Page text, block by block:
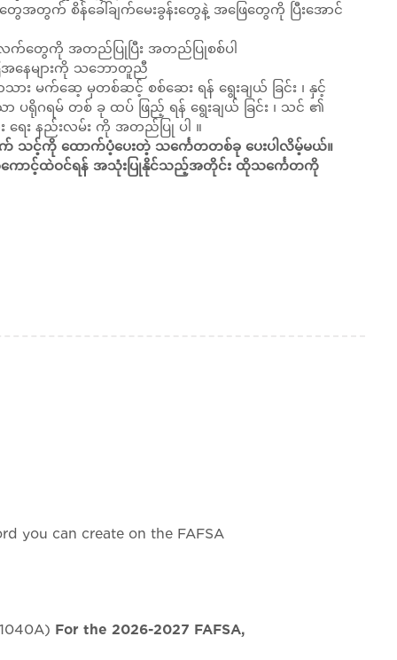
အတွက် စိန်ခေါ်ချက်မေးခွန်းတွေနဲ့ အဖြေတွေကို ပြီးအောင်
တွေကို အတည်ပြုပြီး အတည်ပြုစစ်ပါ
ေအနေများကို သဘောတူညီ
း မက်ဆေ့ မှတစ်ဆင့် စစ်ဆေး ရန် ရွေးချယ် ခြင်း ၊ နှင့်
ပရိုဂရမ် တစ် ခု ထပ် ဖြည့် ရန် ရွေးချယ် ခြင်း ၊ သင် ၏
ေး နည်းလမ်း ကို အတည်ပြု ပါ ။
က် သင့်ကို ထောက်ပံ့ပေးတဲ့ သင်္ကေတတစ်ခု ပေးပါလိမ့်မယ်။
ောင့်ထဲဝင်ရန် အသုံးပြုနိုင်သည့်အတိုင်း ထိုသင်္ကေတကို
you can create on the FAFSA
For the 2026-2027 FAFSA,